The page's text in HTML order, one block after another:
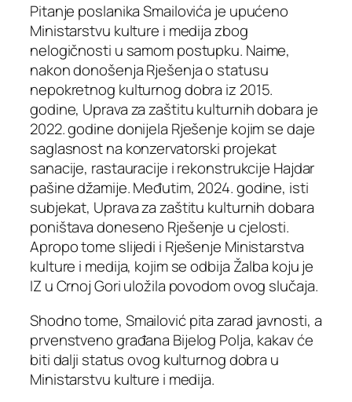
Pitanje poslanika Smailovića je upućeno
Ministarstvu kulture i medija zbog
nelogičnosti u samom postupku. Naime,
nakon donošenja Rješenja o statusu
nepokretnog kulturnog dobra iz 2015.
godine, Uprava za zaštitu kulturnih dobara je
2022. godine donijela Rješenje kojim se daje
saglasnost na konzervatorski projekat
sanacije, rastauracije i rekonstrukcije Hajdar
pašine džamije. Međutim, 2024. godine, isti
subjekat, Uprava za zaštitu kulturnih dobara
poništava doneseno Rješenje u cjelosti.
Apropo tome slijedi i Rješenje Ministarstva
kulture i medija, kojim se odbija Žalba koju je
IZ u Crnoj Gori uložila povodom ovog slučaja.
Shodno tome, Smailović pita zarad javnosti, a
prvenstveno građana Bijelog Polja, kakav će
biti dalji status ovog kulturnog dobra u
Ministarstvu kulture i medija.